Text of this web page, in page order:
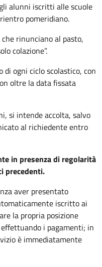
alunni iscritti alle scuole
pomeridiano.
rinunciano al pasto,
colazione”.
di ogni ciclo scolastico, con
oltre la data fissata
si intende accolta, salvo
al richiedente entro
in presenza di regolarità
precedenti.
aver presentato
iscritto ai
la propria posizione
i pagamenti; in
è immediatamente